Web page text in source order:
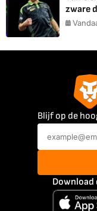
zware
Blijf op de
Download